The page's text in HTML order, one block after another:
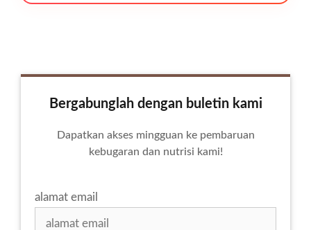
Bergabunglah dengan buletin kami
Dapatkan akses mingguan ke pembaruan
kebugaran dan nutrisi kami!
alamat email